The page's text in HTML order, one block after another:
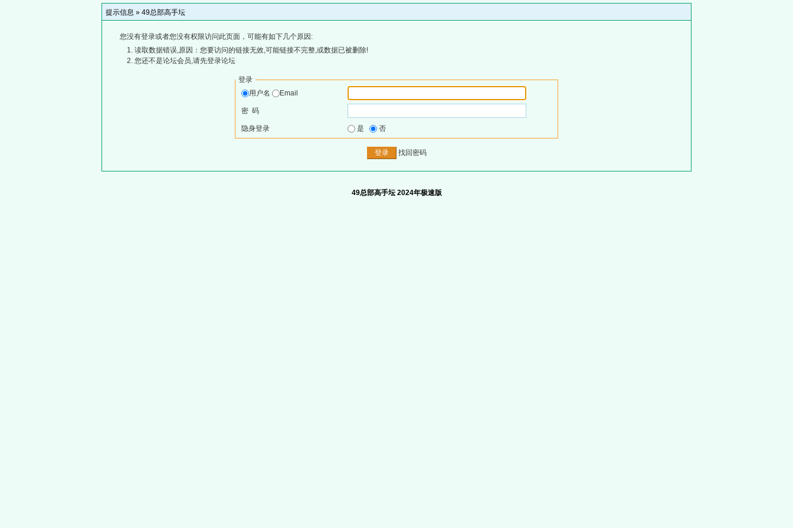
提示信息 » 49总部高手坛
您没有登录或者您没有权限访问此页面，可能有如下几个原因:
读取数据错误,原因：您要访问的链接无效,可能链接不完整,或数据已被删除!
您还不是论坛会员,请先登录论坛
登录
用户名
Email
密 码
隐身登录 是 否
找回密码
49总部高手坛 2024年极速版